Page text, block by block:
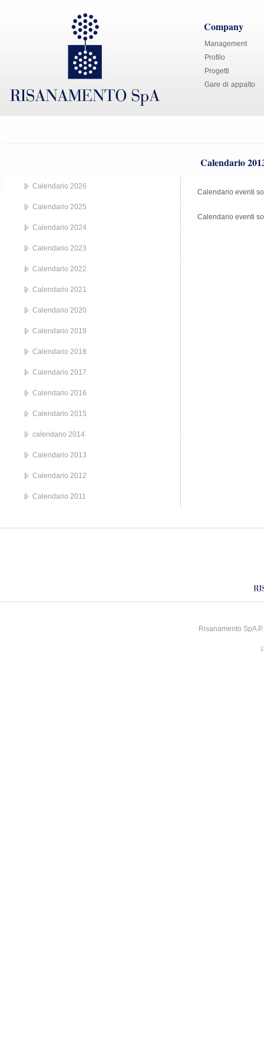
Company
Management
Profilo
Progetti
Gare di appalto
Calendario
Calendario eventi
Calendario eventi
Calendario 2026
Calendario 2025
Calendario 2024
Calendario 2023
Calendario 2022
Calendario 2021
Calendario 2020
Calendario 2019
Calendario 2018
Calendario 2017
Calendario 2016
Calendario 2015
calendario 2014
Calendario 2013
Calendario 2012
Calendario 2011
Risanamento SpA